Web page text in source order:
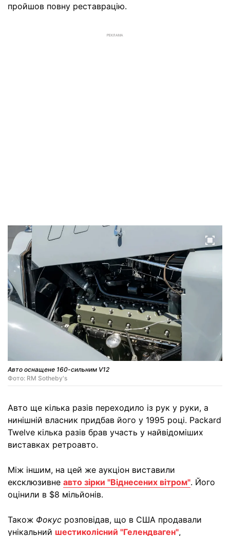
пройшов повну реставрацію.
РЕКЛАМА
Авто оснащене 160-сильним V12
Фото: RM Sotheby's
Авто ще кілька разів переходило із рук у руки, а
нинішній власник придбав його у 1995 році. Packard
Twelve кілька разів брав участь у найвідоміших
виставках ретроавто.
Між іншим, на цей же аукціон виставили
ексклюзивне авто зірки "Віднесених вітром". Його
оцінили в $8 мільйонів.
Також Фокус розповідав, що в США продавали
унікальний шестиколісний "Гелендваген",